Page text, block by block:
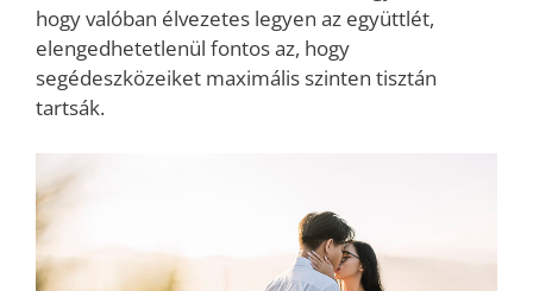
hogy valóban élvezetes legyen az együttlét,
elengedhetetlenül fontos az, hogy
segédeszközeiket maximális szinten tisztán
tartsák.